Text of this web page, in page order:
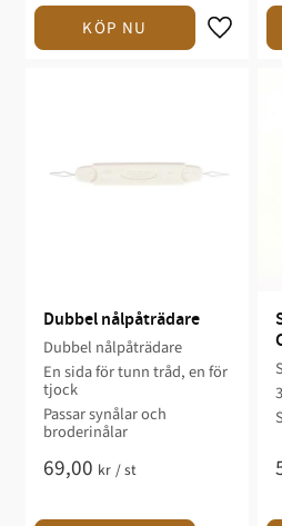
Dubbel nålpåträdare
Dubbel nålpåträdare
En sida för tunn tråd, en för
tjock
Passar synålar och
broderinålar
69,00 kr /st